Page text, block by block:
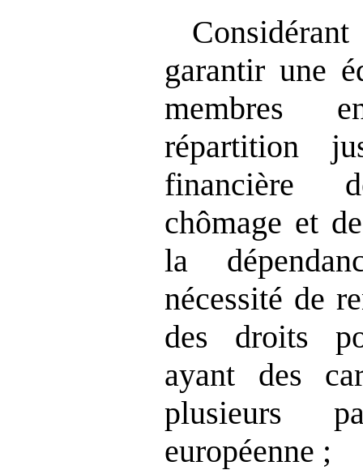
garantir une
membres
répartition
financière
chômage et
la
nécessité de
des droits
ayant des
plusieurs
européenne ;